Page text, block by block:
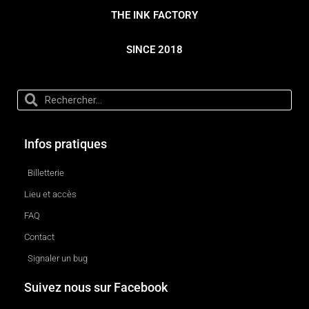
THE INK FACTORY
SINCE 2018
Infos pratiques
Billetterie
Lieu et accès
FAQ
Contact
Signaler un bug
Suivez nous sur Facebook